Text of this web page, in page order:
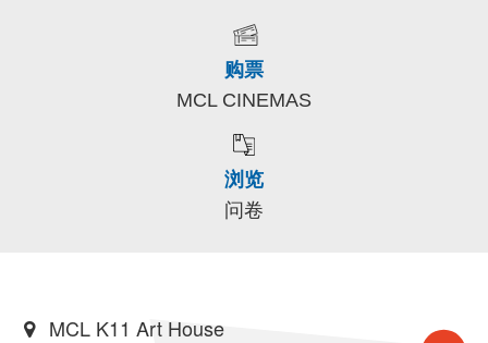
购票
MCL CINEMAS
浏览
问卷
MCL K11 Art House